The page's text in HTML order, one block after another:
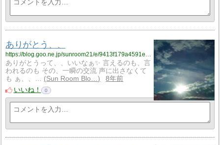
ありがとう、、
https://blog.goo.ne.jp/sunroom21/e/9413f179a4591e8a36b8c19f5078a0f6?fm=rss
ありがとうって、、いいなぁ✨ 言えるのも、言
われるのも その、一瞬の交流 声に出さなくて
も ぁ、、…
Sun Room Blo…
8年前
いいね！
0